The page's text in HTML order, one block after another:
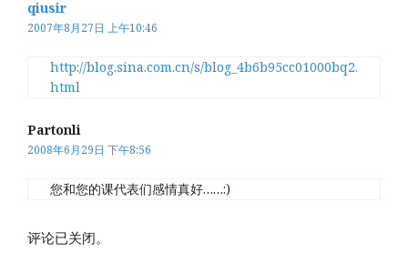
qiusir
2007年8月27日 上午10:46
http://blog.sina.com.cn/s/blog_4b6b95cc01000bq2.
html
Partonli
2008年6月29日 下午8:56
您和您的课代表们感情真好……:)
评论已关闭。